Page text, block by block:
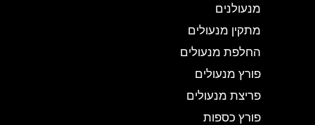
מנעולנים
מתקין מנעולים
החלפת מנעולים
פורץ מנעולים
פריצת מנעולים
פורץ כספות